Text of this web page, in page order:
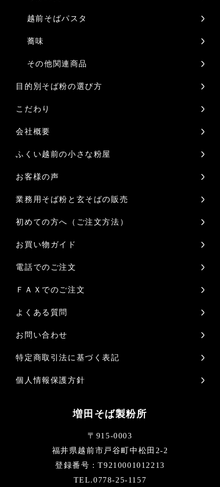
越前そばパスタ
蕎味
その他関連商品
目的別そば粉の選び方
こだわり
会社概要
ふくい越前の小さな粉屋
お客様の声
業務用そば粉と玄そばの販売
初めての方へ（ご注文方法）
お買い物ガイド
電話でのご注文
ＦＡＸでのご注文
よくある質問
お問い合わせ
特定商取引法に基づく表記
個人情報保護方針
増田そば製粉所
〒915-0003
福井県越前市戸谷町中松田2-2
登録番号 : T9210001012213
TEL.0778-25-1157